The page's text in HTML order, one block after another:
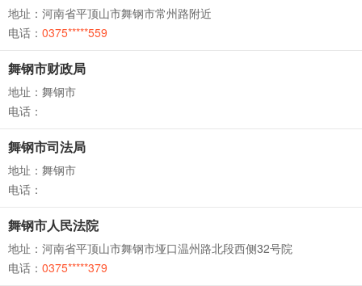
地址：河南省平顶山市舞钢市常州路附近
电话： 0375*****559
舞钢市财政局
地址：舞钢市
电话：
舞钢市司法局
地址：舞钢市
电话：
舞钢市人民法院
地址：河南省平顶山市舞钢市垭口温州路北段西侧32号院
电话： 0375*****379